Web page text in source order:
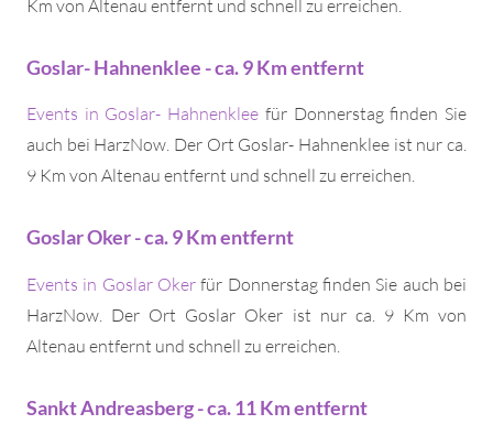
Km von Altenau entfernt und schnell zu erreichen.
Goslar- Hahnenklee - ca. 9 Km entfernt
Events in Goslar- Hahnenklee für Donnerstag finden Sie
auch bei HarzNow. Der Ort Goslar- Hahnenklee ist nur ca.
9 Km von Altenau entfernt und schnell zu erreichen.
Goslar Oker - ca. 9 Km entfernt
Events in Goslar Oker für Donnerstag finden Sie auch bei
HarzNow. Der Ort Goslar Oker ist nur ca. 9 Km von
Altenau entfernt und schnell zu erreichen.
Sankt Andreasberg - ca. 11 Km entfernt